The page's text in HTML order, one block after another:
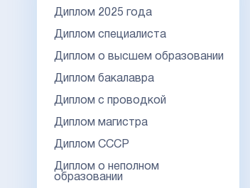
Диплом 2025 года
Диплом специалиста
Диплом о высшем образовании
Диплом бакалавра
Диплом с проводкой
Диплом магистра
Диплом СССР
Диплом о неполном
образовании